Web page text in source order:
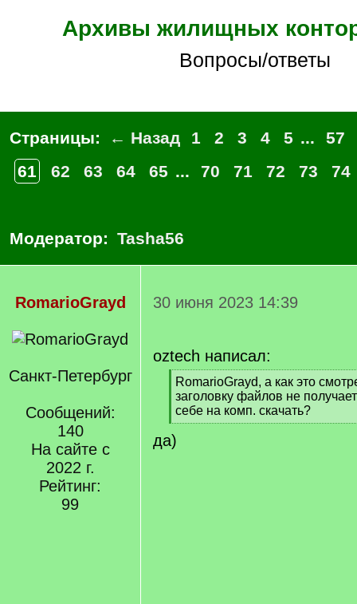
Архивы жилищных
Вопросы/ответы
Страницы: ← Назад 1 2 3 4 5 ...
57
61
62 63 64 65 ... 70 71 72 73 74
Модератор: Tasha56
RomarioGrayd
Санкт-Петербург
Сообщений:
140
На сайте с
2022 г.
Рейтинг:
99
30 июня 2023 14:39
oztech написал:
[
q
]
RomarioGrayd, а как это
заголовку файлов не
себе на комп. скачать?
[
/
да)